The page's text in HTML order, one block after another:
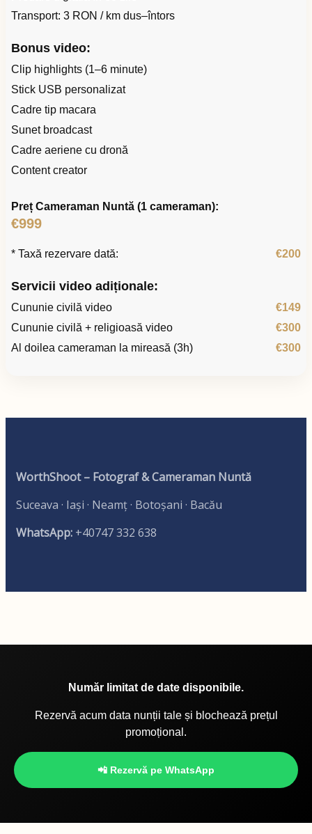
Transport: 3 RON / km dus–întors
Bonus video:
Clip highlights (1–6 minute)
Stick USB personalizat
Cadre tip macara
Sunet broadcast
Cadre aeriene cu dronă
Content creator
Preț Cameraman Nuntă (1 cameraman):
€999
* Taxă rezervare dată: €200
Servicii video adiționale:
Cununie civilă video
€149
Cununie civilă + religioasă video
€300
Al doilea cameraman la mireasă (3h)
€300
WorthShoot – Fotograf & Cameraman Nuntă
Suceava · Iași · Neamț · Botoșani · Bacău
WhatsApp: +40747 332 638
Număr limitat de date disponibile.
Rezervă acum data nunții tale și blochează prețul
promoțional.
📲 Rezervă pe WhatsApp